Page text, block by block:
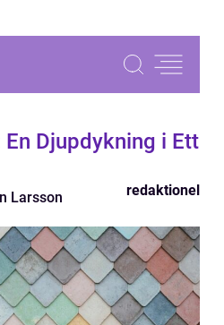
Djupdykning i Ett
Larsson redaktionel